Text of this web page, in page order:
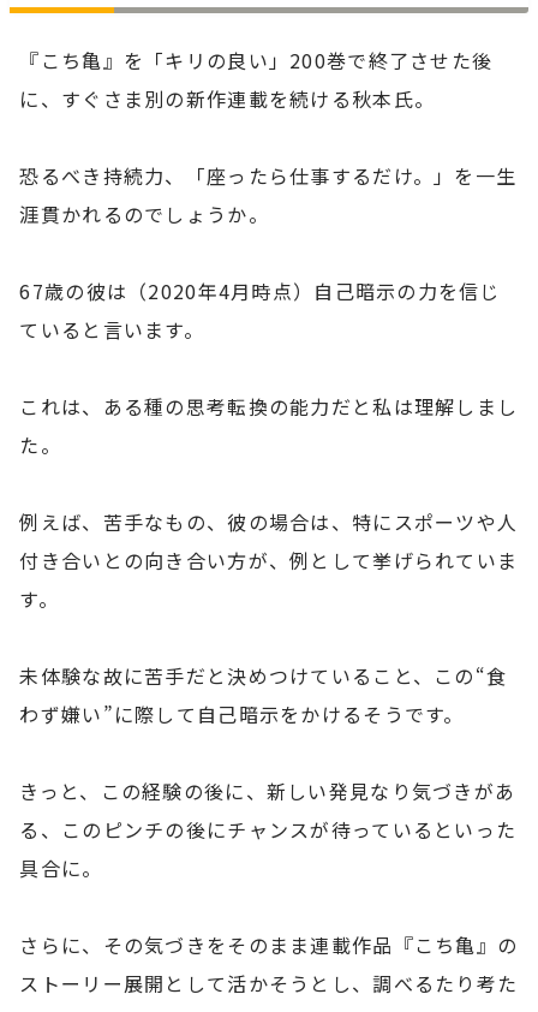
『こち亀』を「キリの良い」200巻で終了させた後
に、すぐさま別の新作連載を続ける秋本氏。
恐るべき持続力、「座ったら仕事するだけ。」を一生
涯貫かれるのでしょうか。
67歳の彼は（2020年4月時点）自己暗示の力を信じ
ていると言います。
これは、ある種の思考転換の能力だと私は理解しまし
た。
例えば、苦手なもの、彼の場合は、特にスポーツや人
付き合いとの向き合い方が、例として挙げられていま
す。
未体験な故に苦手だと決めつけていること、この“食
わず嫌い”に際して自己暗示をかけるそうです。
きっと、この経験の後に、新しい発見なり気づきがあ
る、このピンチの後にチャンスが待っているといった
具合に。
さらに、その気づきをそのまま連載作品『こち亀』の
ストーリー展開として活かそうとし、調べるたり考た